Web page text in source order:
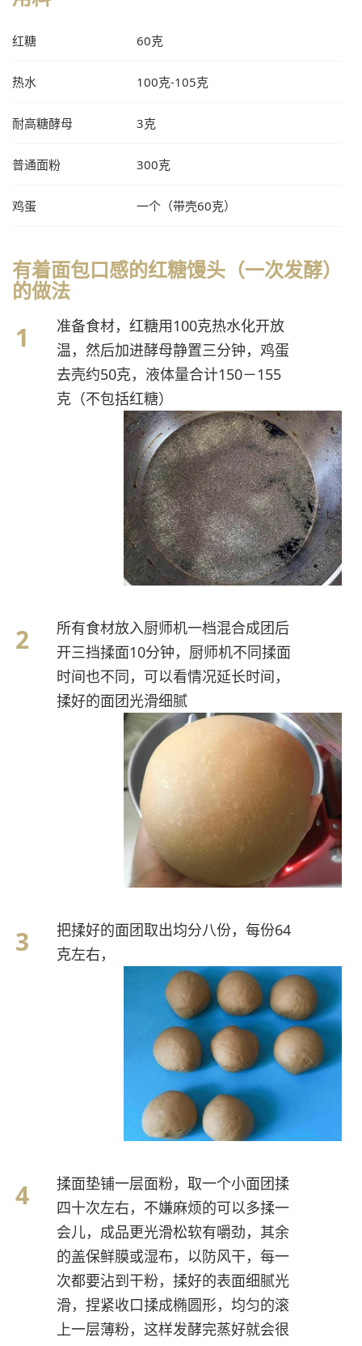
红糖 60克
热水 100克-105克
耐高糖酵母 3克
普通面粉 300克
鸡蛋 一个（带壳60克）
有着面包口感的红糖馒头（一次发酵）
的做法
准备食材，红糖用100克热水化开放
温，然后加进酵母静置三分钟，鸡蛋
去壳约50克，液体量合计150－155
克（不包括红糖）
所有食材放入厨师机一档混合成团后
开三挡揉面10分钟，厨师机不同揉面
时间也不同，可以看情况延长时间，
揉好的面团光滑细腻
把揉好的面团取出均分八份，每份64
克左右，
揉面垫铺一层面粉，取一个小面团揉
四十次左右，不嫌麻烦的可以多揉一
会儿，成品更光滑松软有嚼劲，其余
的盖保鲜膜或湿布，以防风干，每一
次都要沾到干粉，揉好的表面细腻光
滑，捏紧收口揉成椭圆形，均匀的滚
上一层薄粉，这样发酵完蒸好就会很